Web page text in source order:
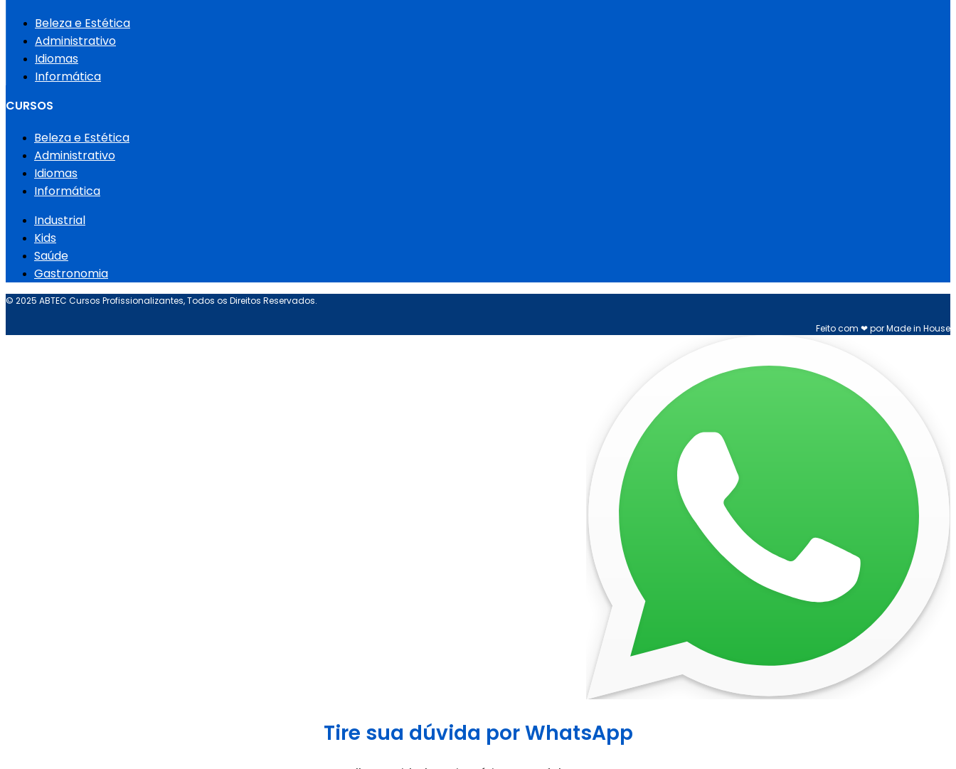
Beleza e Estética
Administrativo
Idiomas
Informática
CURSOS
Beleza e Estética
Administrativo
Idiomas
Informática
Industrial
Kids
Saúde
Gastronomia
© 2025 ABTEC Cursos Profissionalizantes, Todos os Direitos Reservados.
Feito com ❤ por Made in House
Tire sua dúvida por WhatsApp